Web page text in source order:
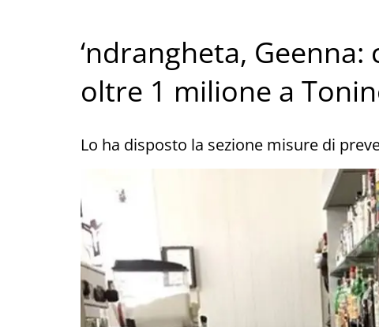
‘ndrangheta,
oltre 1 milione a
Lo ha disposto la sezione misure di